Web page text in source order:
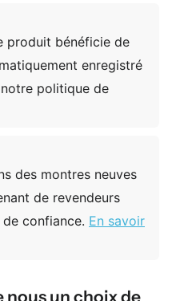
produit bénéficie de
enregistré
politique de
des montres neuves
de revendeurs
confiance. En savoir
nous un choix de